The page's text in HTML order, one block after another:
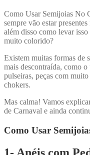
Como Usar Semijoias No
sempre vão estar
além disso como levar
muito colorido?
Existem muitas formas de
mais descontraída, como
pulseiras, peças com
chokers.
Mas calma! Vamos
de Carnaval e ainda
Como Usar
1- Anéis com